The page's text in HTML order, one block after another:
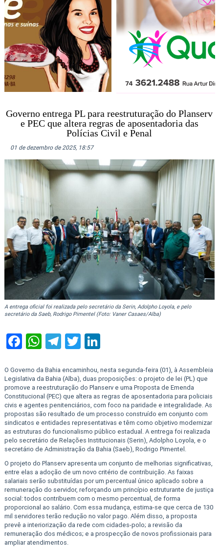
Governo entrega PL para reestruturação do Planserv
e PEC que altera regras de aposentadoria das
Polícias Civil e Penal
01 de dezembro de 2025, 18:57
A entrega oficial foi realizada pelo secretário da Serin, Adolpho Loyola, e pelo
secretário da Saeb, Rodrigo Pimentel (Foto: Vaner Casaes/Alba)
Facebook
WhatsApp
Telegram
Twitter
LinkedIn
O Governo da Bahia encaminhou, nesta segunda-feira (01), à Assembleia
Legislativa da Bahia (Alba), duas proposições: o projeto de lei (PL) que
promove a reestruturação do Planserv e uma Proposta de Emenda
Constitucional (PEC) que altera as regras de aposentadoria para policiais
civis e agentes penitenciários, com foco na paridade e integralidade. As
propostas são resultado de um processo construído em conjunto com
sindicatos e entidades representativas e têm como objetivo modernizar
as estruturas do funcionalismo público estadual. A entrega foi realizada
pelo secretário de Relações Institucionais (Serin), Adolpho Loyola, e o
secretário de Administração da Bahia (Saeb), Rodrigo Pimentel.
O projeto do Planserv apresenta um conjunto de melhorias significativas,
entre elas a adoção de um novo critério de contribuição. As faixas
salariais serão substituídas por um percentual único aplicado sobre a
remuneração do servidor, reforçando um princípio estruturante de justiça
social: todos contribuem com o mesmo percentual, de forma
proporcional ao salário. Com essa mudança, estima-se que cerca de 130
mil servidores terão redução no valor pago. Além disso, a proposta
prevê a interiorização da rede com cidades-polo; a revisão da
remuneração dos médicos; e a prospecção de novos profissionais para
ampliar atendimentos.